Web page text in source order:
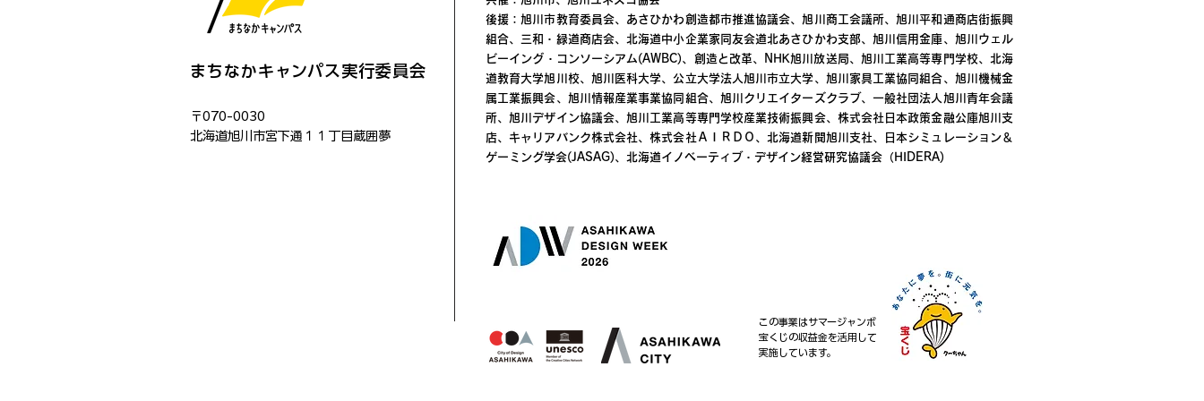
まちなかキャンパス実行委員会
〒070-0030
​北海道旭川市宮下通１１丁目蔵囲夢
後援：旭川市教育委員会、あさひかわ創造都市推進協議会、旭川商工会議所、旭川平和通商店街振興
組合、三和・緑道商店会、北海道中小企業家同友会道北あさひかわ支部、旭川信用金庫、旭川ウェル
ビーイング・コンソーシアム(AWBC)、創造と改革、NHK旭川放送局、旭川工業高等専門学校、北海
道教育大学旭川校、旭川医科大学、公立大学法人旭川市立大学、旭川家具工業協同組合、旭川機械金
属工業振興会、旭川情報産業事業協同組合、旭川クリエイターズクラブ、一般社団法人旭川青年会議
所、旭川デザイン協議会、旭川工業高等専門学校産業技術振興会、株式会社日本政策金融公庫旭川支
店、キャリアバンク株式会社、株式会社ＡＩＲＤＯ、北海道新聞旭川支社、日本シミュレーション＆
ゲーミング学会(JASAG)、北海道イノベーティブ・デザイン経営研究協議会（HIDERA)
この事業はサマージャンボ
宝くじの収益金を活用して
実施しています。